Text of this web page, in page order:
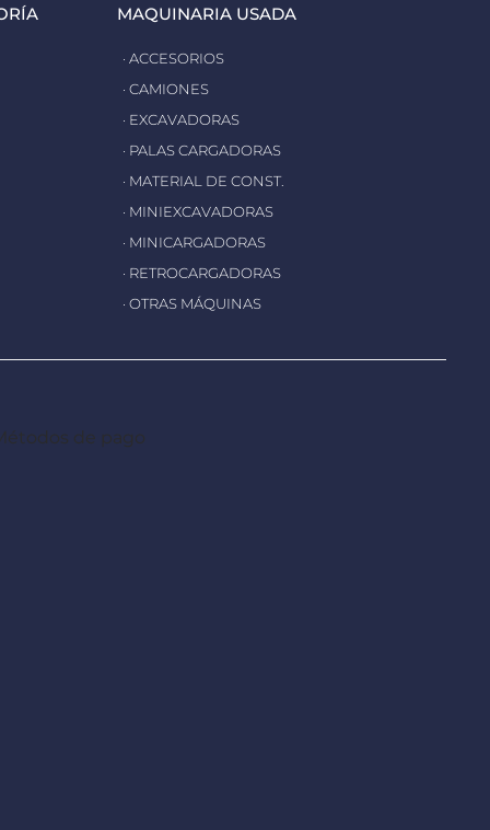
MAQUINARIA USADA
· ACCESORIOS
· CAMIONES
· EXCAVADORAS
· PALAS CARGADORAS
· MATERIAL DE CONST.
· MINIEXCAVADORAS
· MINICARGADORAS
· RETROCARGADORAS
· OTRAS MÁQUINAS